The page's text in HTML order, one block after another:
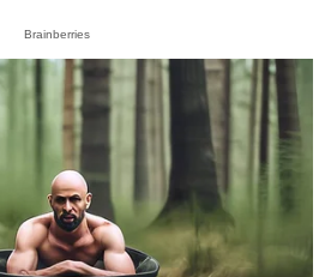
Brainberries